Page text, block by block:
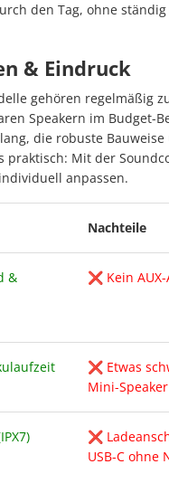
den Tag, ohne
& Eindruck
gehören regelmäßig
Speakern im Budget-
die robuste
praktisch: Mit der
anpassen.
Nachteile
&
❌ Kein
❌ Etwas
Mini-Speaker
❌
USB-C ohne